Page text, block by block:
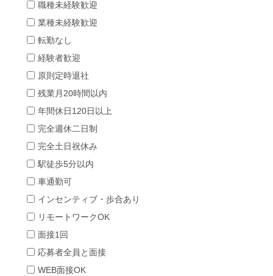
職種未経験歓迎
業種未経験歓迎
転勤なし
経験者歓迎
原則定時退社
残業月20時間以内
年間休日120日以上
完全週休二日制
完全土日祝休み
駅徒歩5分以内
車通勤可
インセンティブ・歩合あり
リモートワークOK
面接1回
応募者全員と面接
WEB面接OK